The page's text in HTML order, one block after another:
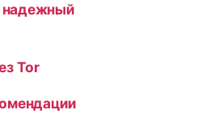
надежный
Tor